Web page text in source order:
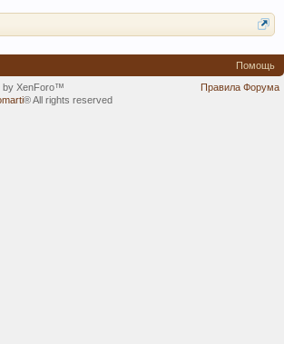
Помощь
Правила Форума
by XenForo™
®All rights reserved